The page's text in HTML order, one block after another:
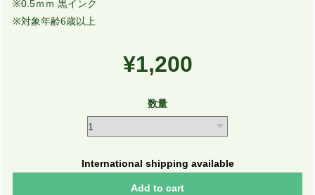
※0.5ｍｍ 黒インク
※対象年齢6歳以上
¥1,200
数量
International shipping available
Add to cart